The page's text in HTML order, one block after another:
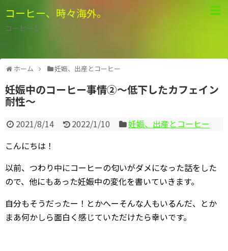
コーヒー、時々海外。
コーヒーと、
ホーム 妊娠、出産とコーヒー
妊娠中のコーヒー事情②～低下したカフェイン
耐性～
2021/8/14 2022/1/10
妊娠、出産とコーヒー
こんにちは！
以前、つわり中にコーヒーの匂いがダメになった話をした
ので、他にもあった妊娠中の変化を書いていきます。
自分もそうだったー！とかへーそんな人もいるんだ、とか
まあ何かしら面白く感じていただけたら幸いです。